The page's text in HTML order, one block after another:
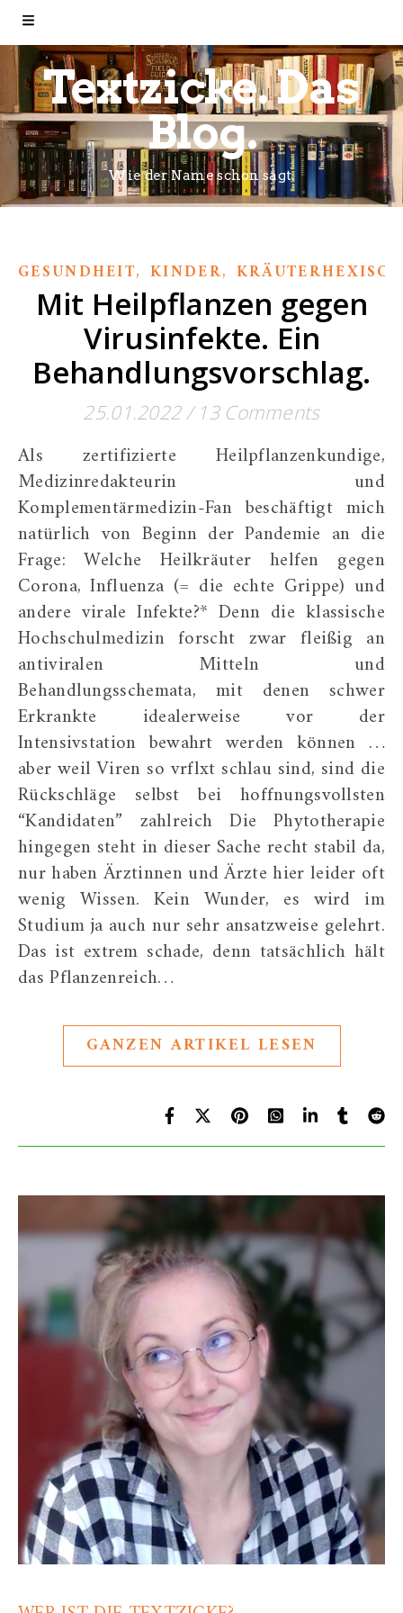
Textzicke. Das
Blog.
Wie der Name schon sagt.
GESUNDHEIT, KINDER,
Mit Heilpflanzen gegen
Virusinfekte. Ein
Behandlungsvorschlag.
25.01.2022 / 13 Comments
Als zertifizierte Heilpflanzenkundige,
Medizinredakteurin und
Komplementärmedizin-Fan beschäftigt mich
natürlich von Beginn der Pandemie an die
Frage: Welche Heilkräuter helfen gegen
Corona, Influenza (= die echte Grippe) und
andere virale Infekte?* Denn die klassische
Hochschulmedizin forscht zwar fleißig an
antiviralen Mitteln und
Behandlungsschemata, mit denen schwer
Erkrankte idealerweise vor der
Intensivstation bewahrt werden können …
aber weil Viren so vrflxt schlau sind, sind die
Rückschläge selbst bei hoffnungsvollsten
“Kandidaten” zahlreich Die Phytotherapie
hingegen steht in dieser Sache recht stabil da,
nur haben Ärztinnen und Ärzte hier leider oft
wenig Wissen. Kein Wunder, es wird im
Studium ja auch nur sehr ansatzweise gelehrt.
Das ist extrem schade, denn tatsächlich hält
das Pflanzenreich…
GANZEN ARTIKEL LESEN